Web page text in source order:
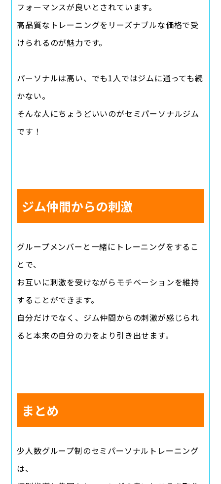
フォーマンスが良いとされています。
高品質なトレーニングをリーズナブルな価格で受
けられるのが魅力です。
パーソナルは高い、でも1人ではジムに通っても続
かない。
そんな人にちょうどいいのがセミパーソナルジム
です！
ジム仲間からの刺激
グループメンバーと一緒にトレーニングをするこ
とで、
お互いに刺激を受けながらモチベーションを維持
することができます。
自分だけでなく、ジム仲間からの刺激が感じられ
ると本来の自分の力をより引き出せます。
まとめ
少人数グループ制のセミパーソナルトレーニング
は、